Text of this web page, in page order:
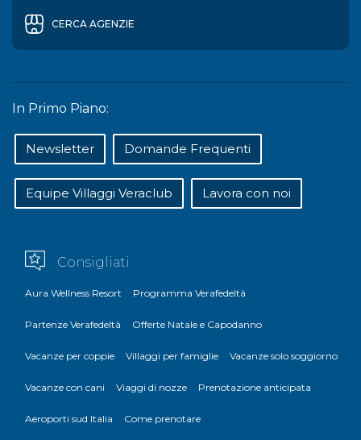
CERCA AGENZIE
In Primo Piano:
Newsletter Domande Frequenti
Equipe Villaggi Veraclub Lavora con noi
Consigliati
Aura Wellness Resort Programma Verafedeltà
Partenze Verafedeltà Offerte Natale e Capodanno
Vacanze per coppie Villaggi per famiglie Vacanze solo soggiorno
Vacanze con cani Viaggi di nozze Prenotazione anticipata
Aeroporti sud Italia Come prenotare